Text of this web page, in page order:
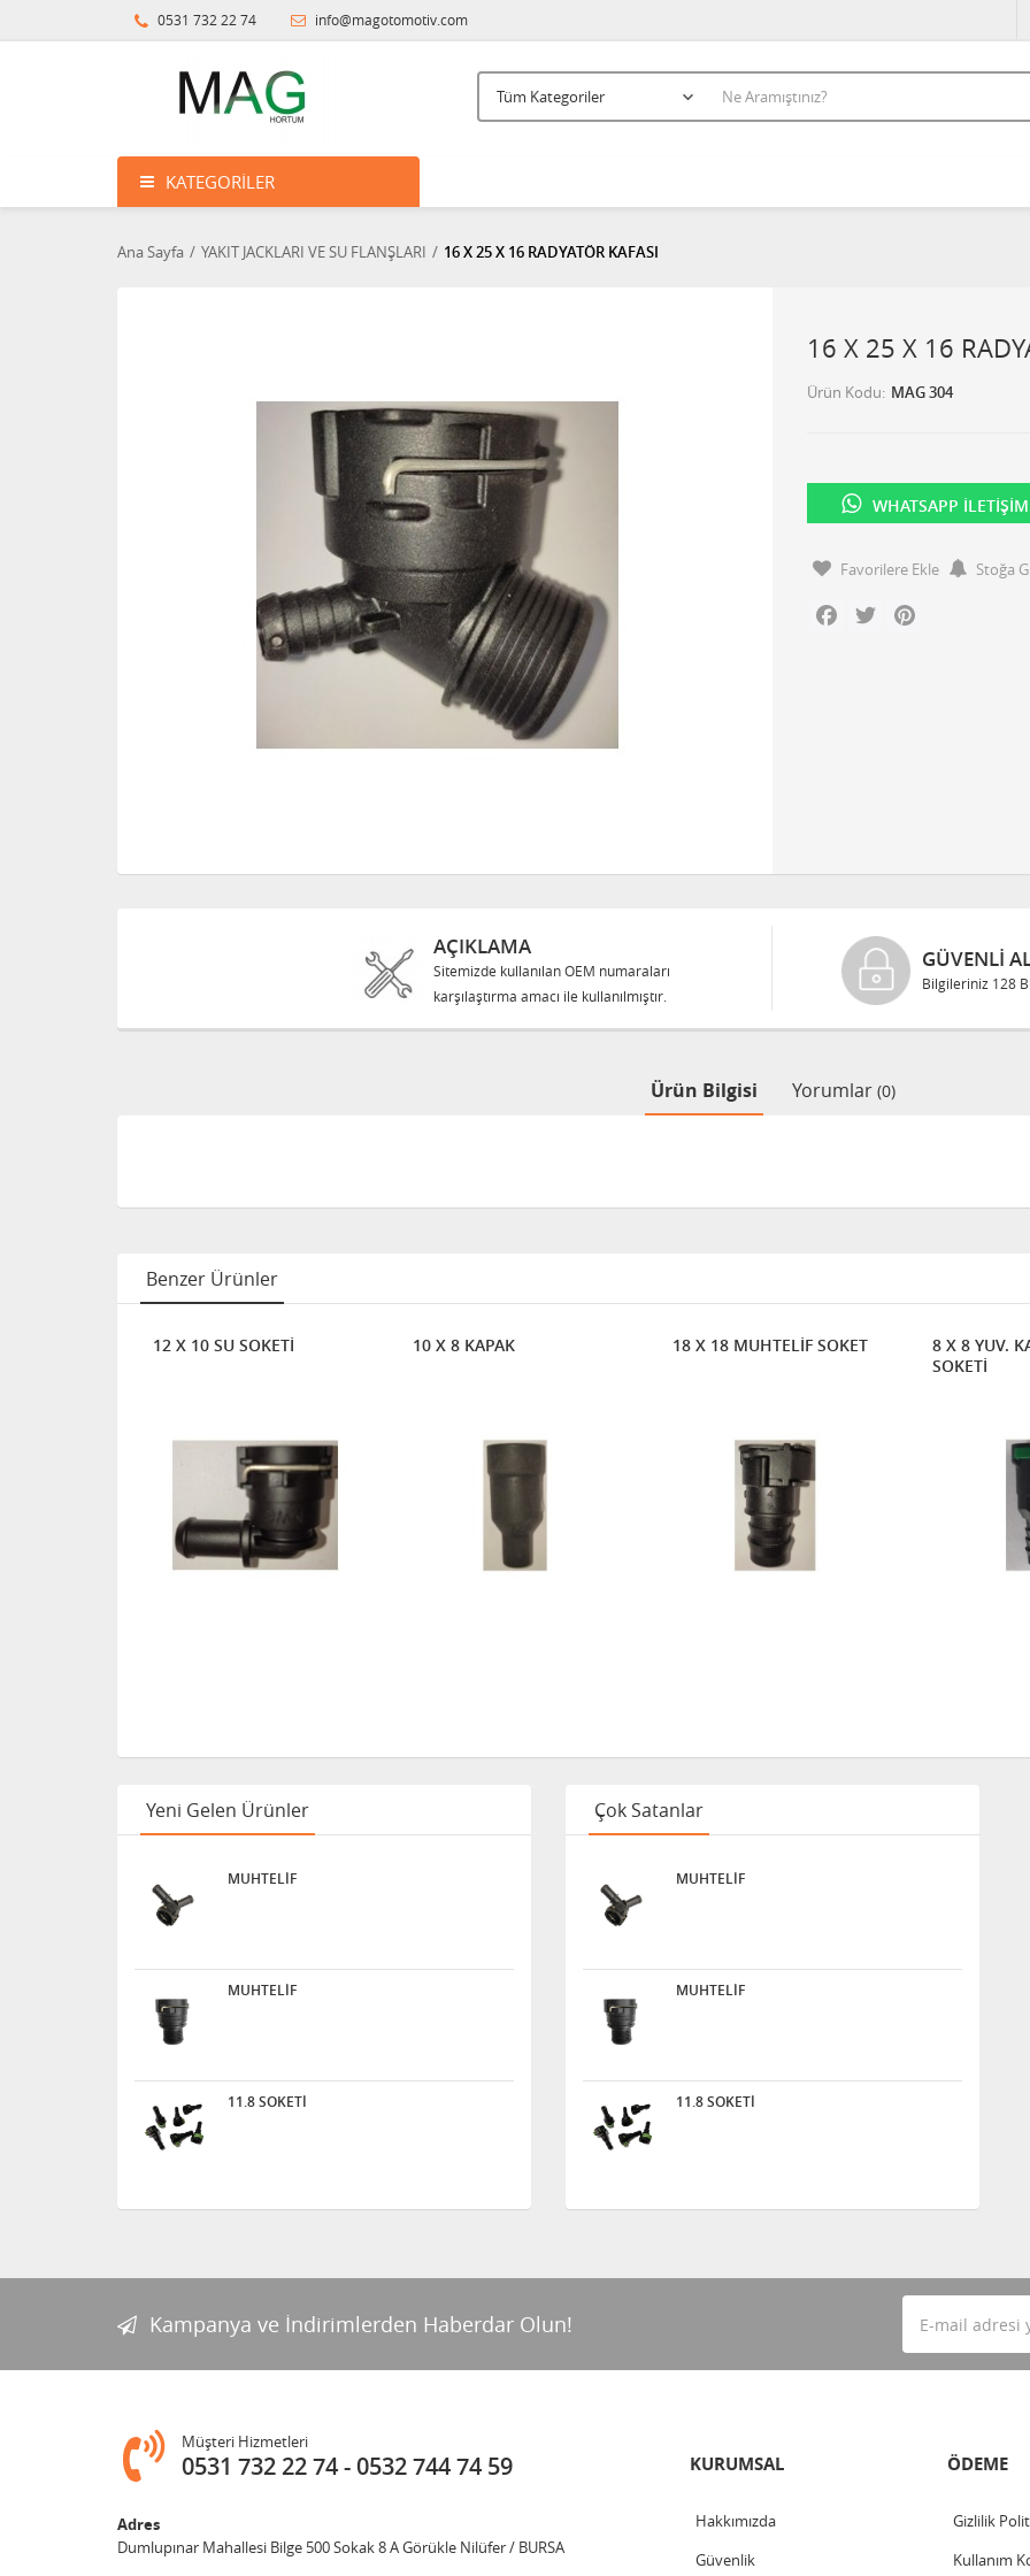
0531 732 22 74 info@magotomotiv.com
KATEGORILER
Ana Sayfa YAKIT JACKLARI VE SU FLANŞLARI 16 X 25 X 16 RADYATÖR KAFASI
16 X 25 X 16
Ürün Kodu MAG 304
WHATSAPP İLETIŞIM
Favorilere Ekle
Stoğa
Facebook
Twitter
AÇIKLAMA
Sitemizde kullanılan OEM numaraları
karşılaştırma amacı ile kullanılmıştır.
GÜVENLI
Bilgileriniz 128
Ürün Bilgisi Yorumlar (0)
Benzer Ürünler
12 X 10 SU SOKETİ 10 X 8 KAPAK 18 X 18 MUHTELİF SOKET
8 X 8 YUV.
SOKETİ
Yeni Gelen Ürünler
MUHTELİF
MUHTELİF
11.8 SOKETİ
Çok Satanlar
MUHTELİF
MUHTELİF
11.8 SOKETİ
Kampanya ve İndirimlerden Haberdar Olun!
Müşteri Hizmetleri
0531 732 22 74 0532 744 74 59
Adres
Dumlupınar Mahallesi Bilge 500 Sokak 8 A Görükle Nilüfer / BURSA
KURUMSAL
Hakkımızda
Güvenlik
ÖDEME
Gizlilik
Kullanım